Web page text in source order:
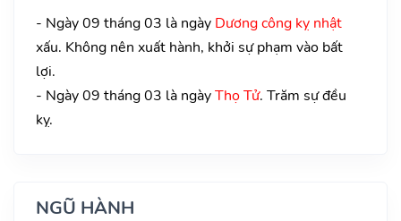
- Ngày 09 tháng 03 là ngày Dương công kỵ nhật
xấu. Không nên xuất hành, khởi sự phạm vào bất
lợi.
- Ngày 09 tháng 03 là ngàyThọ Tử. Trăm sự đều
kỵ.
NGŨ HÀNH